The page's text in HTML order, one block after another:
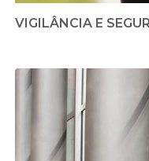
VIGILÂNCIA E